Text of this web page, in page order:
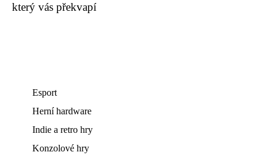
který vás překvapí
Esport
Herní hardware
Indie a retro hry
Konzolové hry